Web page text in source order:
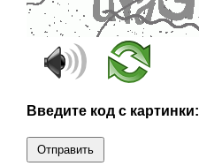
Введите код с картинки:
Отправить